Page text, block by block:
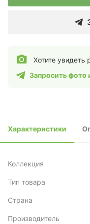
Хотите увидеть
Запросить фото
Характеристики
Коллекция
Тип товара
Страна
Производитель